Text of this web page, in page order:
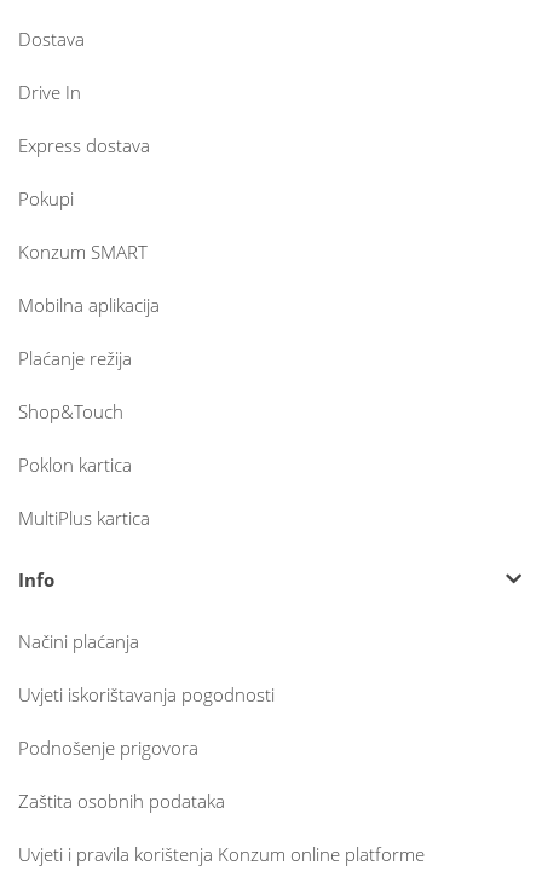
Dostava
Drive In
Express dostava
Pokupi
Konzum SMART
Mobilna aplikacija
Plaćanje režija
Shop&Touch
Poklon kartica
MultiPlus kartica
Info
Načini plaćanja
Uvjeti iskorištavanja pogodnosti
Podnošenje prigovora
Zaštita osobnih podataka
Uvjeti i pravila korištenja Konzum online platforme